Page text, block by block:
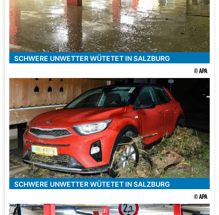
SCHWERE UNWETTER WÜTETET IN SALZBURG
© APA
SCHWERE UNWETTER WÜTETET IN SALZBURG
© APA